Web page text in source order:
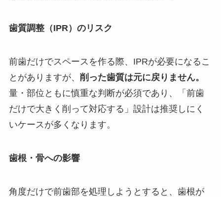
歯質調整（IPR）のリスク
前歯だけでスペースを作る際、IPRが必要になるこ
とがありますが、 削った歯質は元に戻りません。
量・部位ともに慎重な判断が必須であり、「前歯
だけで大きく削って対応する」設計は推奨しにく
いケースが多くなります。
歯根・骨への影響
角度だけで前歯部を処理しようとすると、歯根が